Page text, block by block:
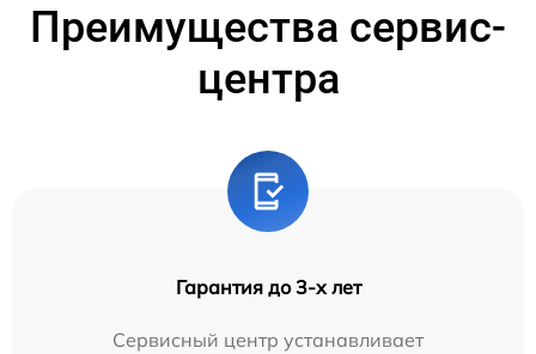
Преимущества сервис-
центра
Гарантия до 3-х лет
Сервисный центр устанавливает